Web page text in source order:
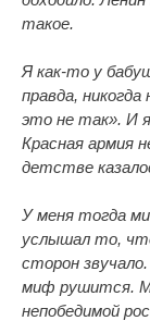
такое.
Я как-то у
правда, никогда
это не так». И
Красная армия
детстве
У меня тогда
услышал то,
сторон
миф рушится.
непобедимой